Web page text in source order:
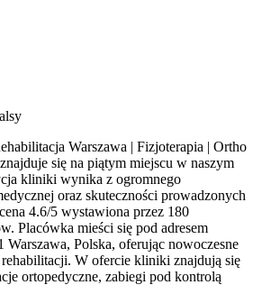
Warszawa | Fizjoterapia | Ortho
się na piątym miejscu w naszym
kliniki wynika z ogromnego
oraz skuteczności prowadzonych
4.6/5 wystawiona przez 180
Placówka mieści się pod adresem
Warszawa, Polska, oferując nowoczesne
W ofercie kliniki znajdują się
ortopedyczne, zabiegi pod kontrolą